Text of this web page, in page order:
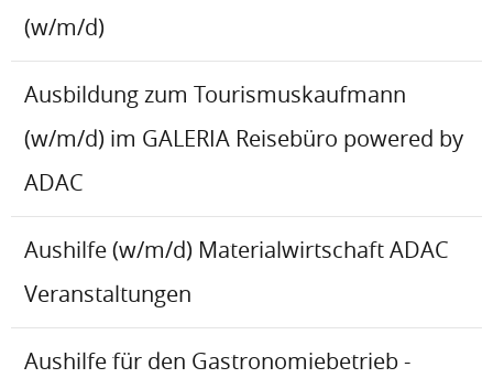
(w/m/d)
Ausbildung zum Tourismuskaufmann
(w/m/d) im GALERIA Reisebüro powered by
ADAC
Aushilfe (w/m/d) Materialwirtschaft ADAC
Veranstaltungen
Aushilfe für den Gastronomiebetrieb -